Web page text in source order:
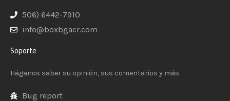
506) 6442-7910
info@boxbgacr.com
Soporte
Háganos saber su opinión, sus comentarios y más.
Bug report